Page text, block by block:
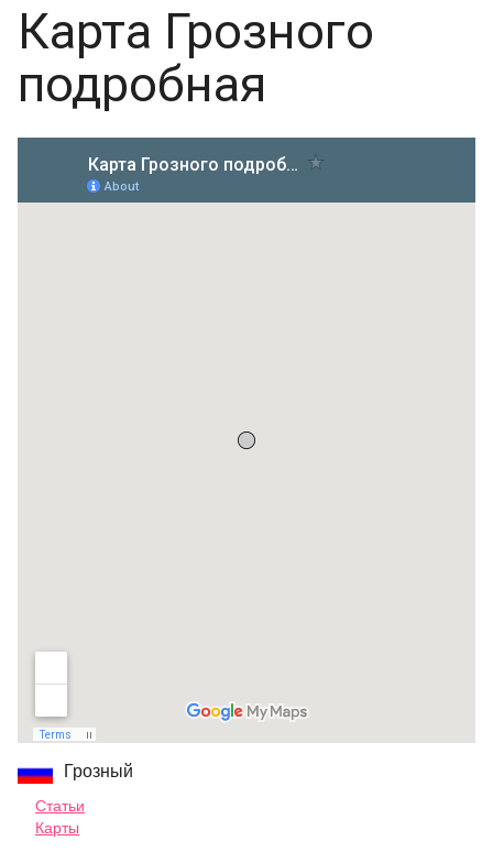
Карта Грозного
подробная
Грозный
Статьи
Карты